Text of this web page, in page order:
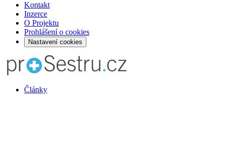
Kontakt
Inzerce
O Projektu
Prohlášení o cookies
Nastavení cookies
Články